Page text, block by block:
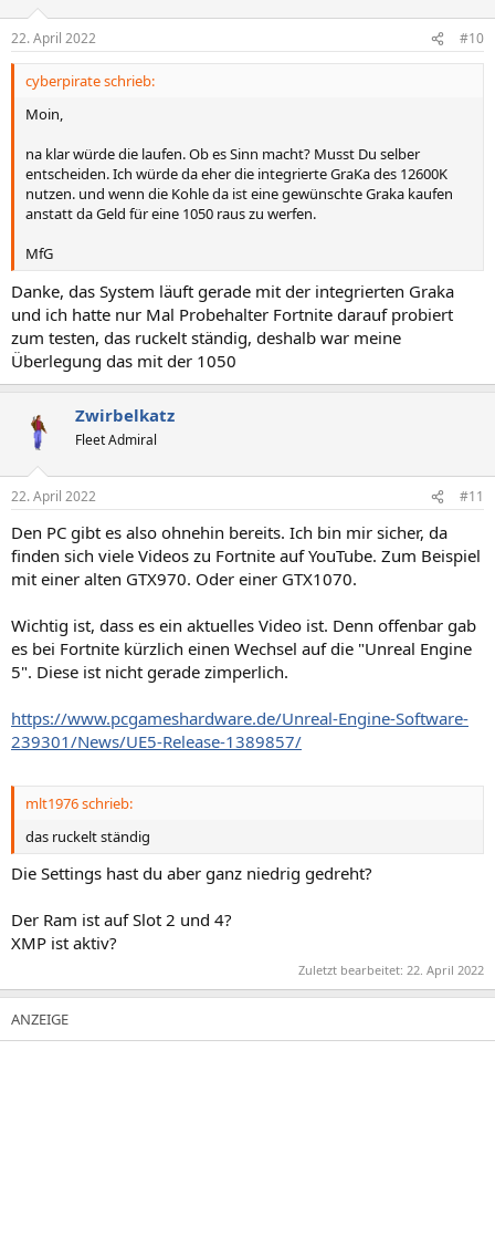
22. April 2022 #10
cyberpirate schrieb:
Moin,
na klar würde die laufen. Ob es Sinn macht? Musst Du selber
entscheiden. Ich würde da eher die integrierte GraKa des 12600K
nutzen. und wenn die Kohle da ist eine gewünschte Graka kaufen
anstatt da Geld für eine 1050 raus zu werfen.
MfG
Danke, das System läuft gerade mit der integrierten Graka
und ich hatte nur Mal Probehalter Fortnite darauf probiert
zum testen, das ruckelt ständig, deshalb war meine
Überlegung das mit der 1050
Zwirbelkatz
Fleet Admiral
22. April 2022 #11
Den PC gibt es also ohnehin bereits. Ich bin mir sicher, da
finden sich viele Videos zu Fortnite auf YouTube. Zum Beispiel
mit einer alten GTX970. Oder einer GTX1070.
Wichtig ist, dass es ein aktuelles Video ist. Denn offenbar gab
es bei Fortnite kürzlich einen Wechsel auf die "Unreal Engine
5". Diese ist nicht gerade zimperlich.
https://www.pcgameshardware.de/Unreal-Engine-Software-
239301/News/UE5-Release-1389857/
mlt1976 schrieb:
das ruckelt ständig
Die Settings hast du aber ganz niedrig gedreht?
Der Ram ist auf Slot 2 und 4?
XMP ist aktiv?
Zuletzt bearbeitet: 22. April 2022